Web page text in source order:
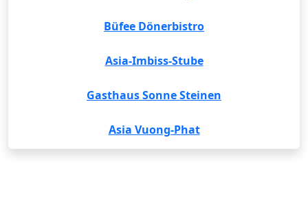
Büfee Dönerbistro
Asia-Imbiss-Stube
Gasthaus Sonne Steinen
Asia Vuong-Phat